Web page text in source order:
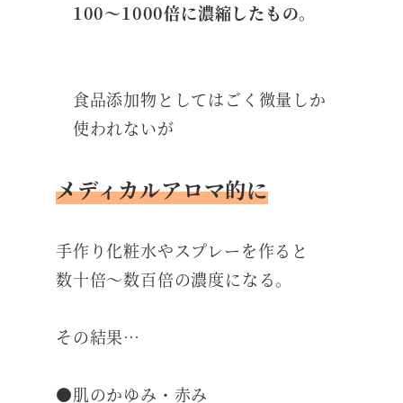
100～1000倍に濃縮したもの。
食品添加物としてはごく微量しか
使われないが
メディカルアロマ的に
手作り化粧水やスプレーを作ると
数十倍～数百倍の濃度になる。
その結果…
●肌のかゆみ・赤み